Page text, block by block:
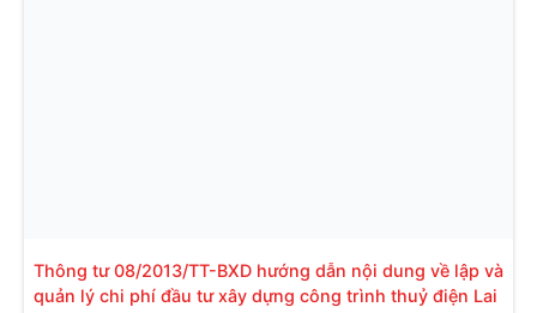
Thông tư 08/2013/TT-BXD hướng dẫn nội dung về lập và
quản lý chi phí đầu tư xây dựng công trình thuỷ điện Lai